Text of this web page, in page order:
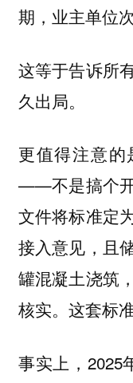
期，业主单位
这等于告诉所
久出局。
更值得注意的
——不是搞个开
文件将标准定
接入意见，且
罐混凝土浇筑
核实。这套标
事实上，2025